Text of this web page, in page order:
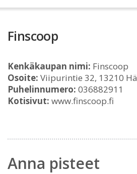
Finscoop
Kenkäkaupan nimi: Finscoop
Osoite: Viipurintie 32, 13210
Puhelinnumero: 036882911
Kotisivut: www.finscoop.fi
Anna pisteet